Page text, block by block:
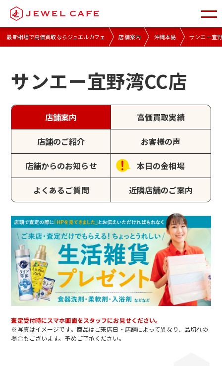
最新相場で高価買取ならジュエルカフェ 店舗案内 沖縄本島 サンエー宜
サンエー宜野湾CC店
店舗案内 高価買取実績
店舗のご紹介 お客様の声
店舗からのお知らせ 本日の金相場
よくあるご質問 近隣店舗のご案内
査定受付時にスマホ画面をスタッフにお見せください。
※写真はイメージです。商品はご来店日・店舗によって異なり、品切れの
場合もございます。予めご了承ください。